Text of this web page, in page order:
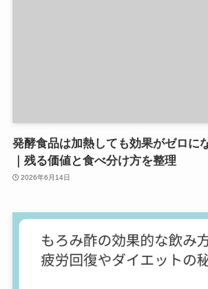
発酵食品は加熱しても効果がゼロに
｜残る価値と食べ分け方を整理
2026年6月14日